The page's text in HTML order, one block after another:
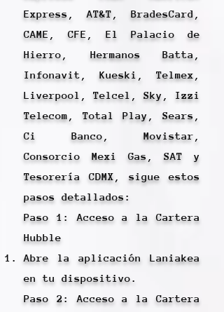
Express, AT&T, BradesCard,
CAME, CFE, El Palacio de
Hierro, Hermanos Batta,
Infonavit, Kueski, Telmex,
Liverpool, Telcel, Sky, Izzi
Telecom, Total Play, Sears,
Ci Banco, Movistar,
Consorcio Mexi Gas, SAT y
Tesorería CDMX, sigue estos
pasos detallados:
Paso 1: Acceso a la Cartera
Hubble
Abre la aplicación Laniakea
en tu dispositivo.
Paso 2: Acceso a la Cartera